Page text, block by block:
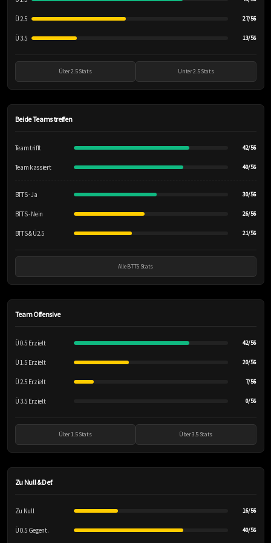
Ü 2.5 27/56
Ü 3.5 13/56
Über 2.5 Stats Unter 2.5 Stats
Beide Teams treffen
Team trifft 42/56
Team kassiert 40/56
BTTS - Ja 30/56
BTTS - Nein 26/56
BTTS & Ü2.5 21/56
Alle BTTS Stats
Team Offensive
Ü 0.5 Erzielt 42/56
Ü 1.5 Erzielt 20/56
Ü 2.5 Erzielt 7/56
Ü 3.5 Erzielt 0/56
Über 1.5 Stats Über 3.5 Stats
Zu Null & Def.
Zu Null 16/56
Ü 0.5 Gegent. 40/56